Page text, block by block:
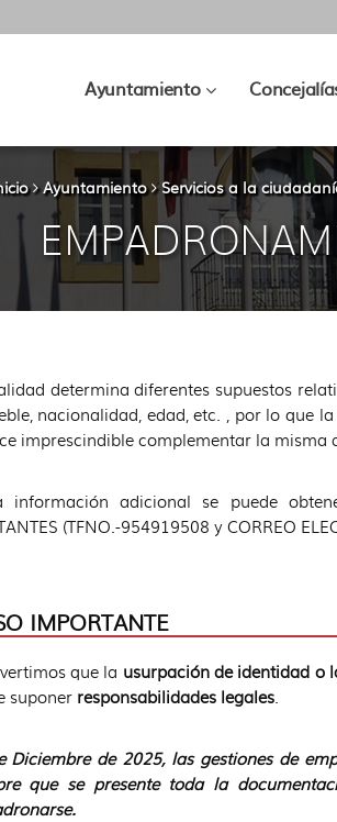
Ayuntamiento???
Ayuntamiento Servicios a la
determina diferentes supuestos
nacionalidad, edad, etc. , por lo que
imprescindible complementar la
información adicional se puede
(TFNO.-954919508 y CORREO
IMPORTANTE
que la usurpación de identidad o
suponer responsabilidades legales.
Diciembre de 2025, las gestiones de
que se presente toda la